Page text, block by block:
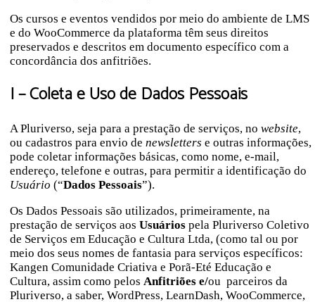
Os cursos e eventos vendidos por meio do ambiente de LMS
e do WooCommerce da plataforma têm seus direitos
preservados e descritos em documento específico com a
concordância dos anfitriões.
I – Coleta e Uso de Dados Pessoais
A Pluriverso, seja para a prestação de serviços, nowebsite,
ou cadastros para envio denewsletters e outras informações,
pode coletar informações básicas, como nome, e-mail,
endereço, telefone e outras, para permitir a identificação do
Usuário(“Dados Pessoais”).
Os Dados Pessoais são utilizados, primeiramente, na
prestação de serviços aosUsuários pela Pluriverso Coletivo
de Serviços em Educação e Cultura Ltda, (como tal ou por
meio dos seus nomes de fantasia para serviços específicos:
Kangen Comunidade Criativa e Porã-Eté Educação e
Cultura, assim como pelosAnfitriões e/ou parceiros da
Pluriverso, a saber, WordPress, LearnDash, WooCommerce,